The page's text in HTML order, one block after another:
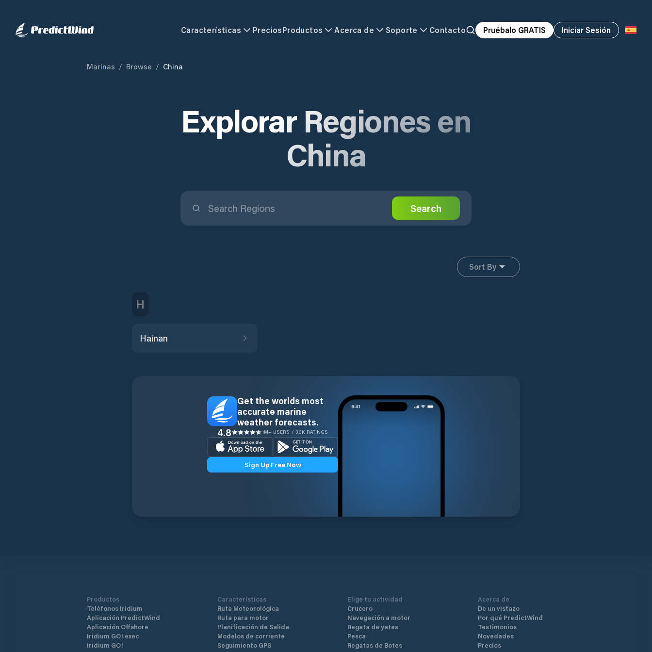
Características PreciosProductos Acerca de Soporte Contacto Pruébalo GRATIS Iniciar Sesión
Marinas / Browse / China
Explorar Regiones en
China
Search
Sort By
H
Hainan
Get the worlds most
accurate marine
weather forecasts.
4.8 1M+ USERS / 30K RATINGS
Sign Up Free Now
Productos
Teléfonos Iridium
Aplicación PredictWind
Aplicación Offshore
Iridium GO! exec
Iridium GO!
Características
Ruta Meteorológica
Ruta para motor
Planificación de Salida
Modelos de corriente
Seguimiento GPS
Elige tu actividad
Crucero
Navegación a motor
Regata de yates
Pesca
Regatas de Botes
Acerca de
De un vistazo
Por qué PredictWind
Testimonios
Novedades
Precios